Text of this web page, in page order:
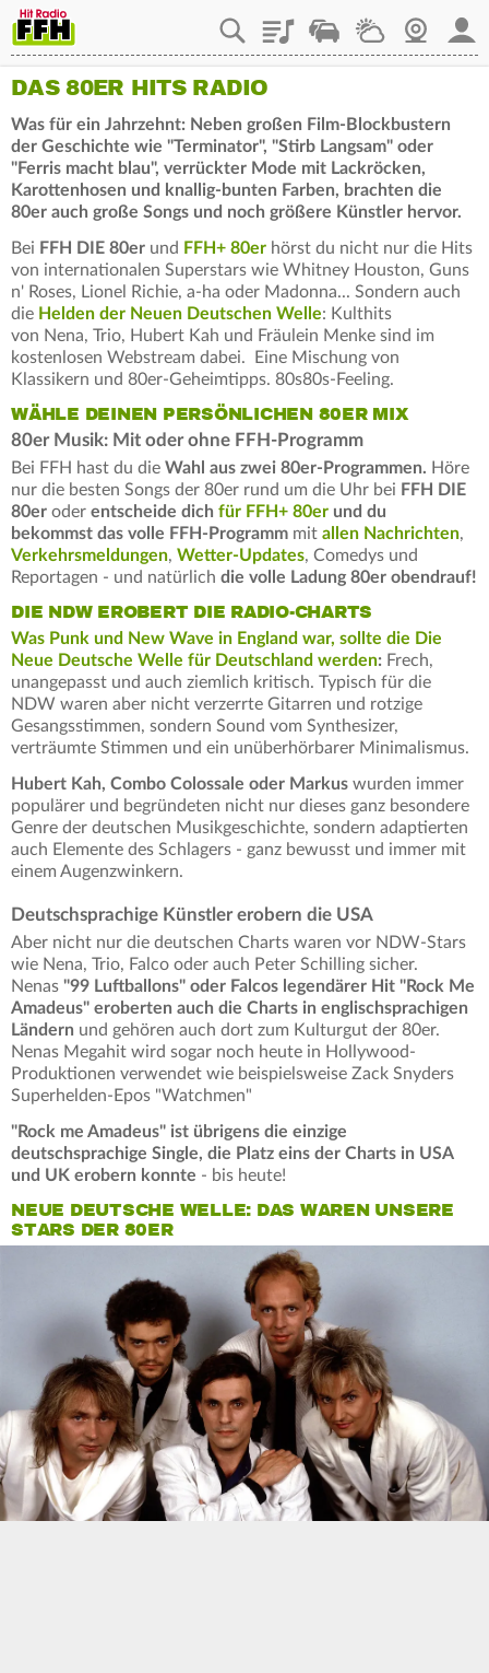
PlaylistStaupilotWetterWebcam
DAS 80ER HITS RADIO
Was für ein Jahrzehnt: Neben großen Film-Blockbustern
der Geschichte wie "Terminator", "Stirb Langsam" oder
"Ferris macht blau", verrückter Mode mit Lackröcken,
Karottenhosen und knallig-bunten Farben, brachten die
80er auch große Songs und noch größere Künstler hervor.
Bei FFH DIE 80er und FFH+ 80er hörst du nicht nur die Hits
von internationalen Superstars wie Whitney Houston, Guns
n' Roses, Lionel Richie, a-ha oder Madonna... Sondern auch
die Helden der Neuen Deutschen Welle: Kulthits
von Nena, Trio, Hubert Kah und Fräulein Menke sind im
kostenlosen Webstream dabei. Eine Mischung von
Klassikern und 80er-Geheimtipps. 80s80s-Feeling.
WÄHLE DEINEN PERSÖNLICHEN 80ER MIX
80er Musik: Mit oder ohne FFH-Programm
Bei FFH hast du die Wahl aus zwei 80er-Programmen. Höre
nur die besten Songs der 80er rund um die Uhr bei FFH DIE
80er oder entscheide dich für FFH+ 80er und du
bekommst das volle FFH-Programm mit allen Nachrichten,
Verkehrsmeldungen, Wetter-Updates, Comedys und
Reportagen - und natürlich die volle Ladung 80er obendrauf!
DIE NDW EROBERT DIE RADIO-CHARTS
Was Punk und New Wave in England war, sollte die Die
Neue Deutsche Welle für Deutschland werden: Frech,
unangepasst und auch ziemlich kritisch. Typisch für die
NDW waren aber nicht verzerrte Gitarren und rotzige
Gesangsstimmen, sondern Sound vom Synthesizer,
verträumte Stimmen und ein unüberhörbarer Minimalismus.
Hubert Kah, Combo Colossale oder Markus wurden immer
populärer und begründeten nicht nur dieses ganz besondere
Genre der deutschen Musikgeschichte, sondern adaptierten
auch Elemente des Schlagers - ganz bewusst und immer mit
einem Augenzwinkern.
Deutschsprachige Künstler erobern die USA
Aber nicht nur die deutschen Charts waren vor NDW-Stars
wie Nena, Trio, Falco oder auch Peter Schilling sicher.
Nenas "99 Luftballons" oder Falcos legendärer Hit "Rock Me
Amadeus" eroberten auch die Charts in englischsprachigen
Ländern und gehören auch dort zum Kulturgut der 80er.
Nenas Megahit wird sogar noch heute in Hollywood-
Produktionen verwendet wie beispielsweise Zack Snyders
Superhelden-Epos "Watchmen"
"Rock me Amadeus" ist übrigens die einzige
deutschsprachige Single, die Platz eins der Charts in USA
und UK erobern konnte - bis heute!
NEUE DEUTSCHE WELLE: DAS WAREN UNSERE
STARS DER 80ER